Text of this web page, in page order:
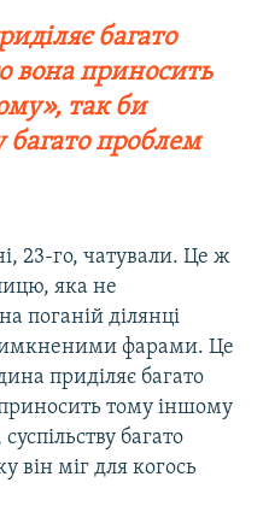
багато
вона приносить
так би
багато проблем
23-го, чатували. Це ж
яка не
поганій ділянці
фарами. Це
приділяє багато
приносить тому іншому
багато
він міг для когось